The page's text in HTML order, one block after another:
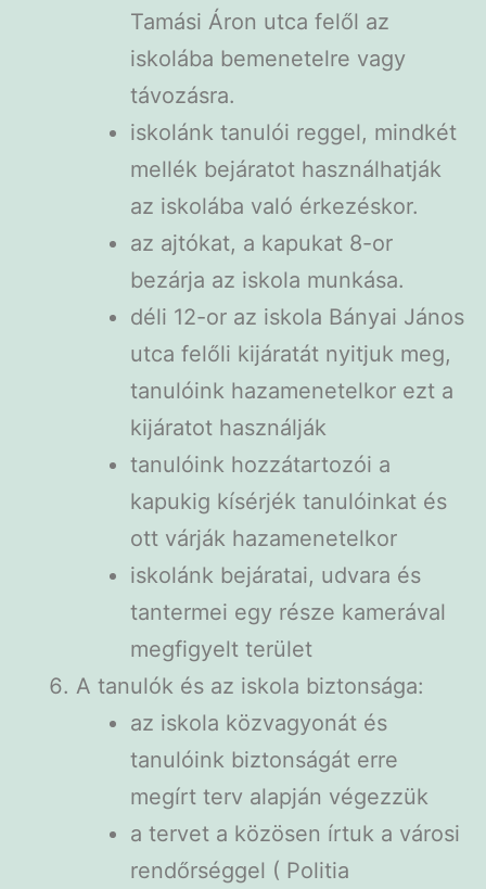
Tamási Áron utca felől az
iskolába bemenetelre vagy
távozásra.
iskolánk tanulói reggel, mindkét
mellék bejáratot használhatják
az iskolába való érkezéskor.
az ajtókat, a kapukat 8-or
bezárja az iskola munkása.
déli 12-or az iskola Bányai János
utca felőli kijáratát nyitjuk meg,
tanulóink hazamenetelkor ezt a
kijáratot használják
tanulóink hozzátartozói a
kapukig kísérjék tanulóinkat és
ott várják hazamenetelkor
iskolánk bejáratai, udvara és
tantermei egy része kamerával
megfigyelt terület
A tanulók és az iskola biztonsága:
az iskola közvagyonát és
tanulóink biztonságát erre
megírt terv alapján végezzük
a tervet a közösen írtuk a városi
rendőrséggel ( Politia